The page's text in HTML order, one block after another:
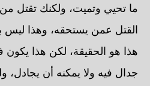
ما تحيي وتميت، ولكنك تقتل
القتل عمن يستحقه، وهذا ليس
هذا هو الحقيقة، لكن هذا يكون
جدال فيه ولا يمكنه أن يجادل،